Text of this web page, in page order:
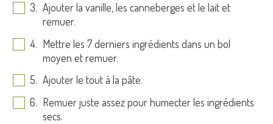
Ajouter la vanille, les canneberges et le lait et
remuer.
Mettre les 7 derniers ingrédients dans un bol
moyen et remuer.
Ajouter le tout à la pâte.
Remuer juste assez pour humecter les ingrédients
secs.